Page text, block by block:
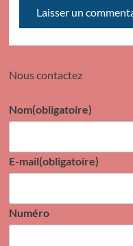
Nous contactez
Nom(obligatoire)
E-mail(obligatoire)
Numéro